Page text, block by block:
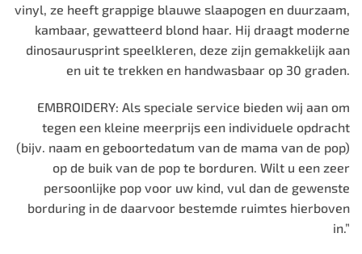
vinyl, ze heeft grappige blauwe slaapogen en duurzaam,
kambaar, gewatteerd blond haar. Hij draagt moderne
dinosaurusprint speelkleren, deze zijn gemakkelijk aan
en uit te trekken en handwasbaar op 30 graden.
EMBROIDERY: Als speciale service bieden wij aan om
tegen een kleine meerprijs een individuele opdracht
(bijv. naam en geboortedatum van de mama van de pop)
op de buik van de pop te borduren. Wilt u een zeer
persoonlijke pop voor uw kind, vul dan de gewenste
borduring in de daarvoor bestemde ruimtes hierboven
in.”